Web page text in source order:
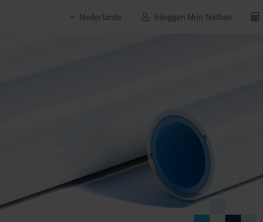
Inloggen Mijn Nathan
Nederlands